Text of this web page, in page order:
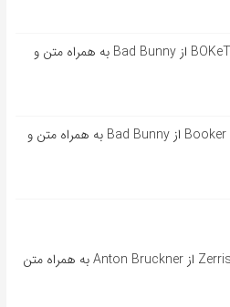
آهنگ اسپانیایی BOKeTE از Bad Bunny به همراه متن و
آهنگ اسپانیایی Booker T از Bad Bunny به همراه متن و
آهنگ آلمانی Zerrissen از Anton Bruckner به همراه متن